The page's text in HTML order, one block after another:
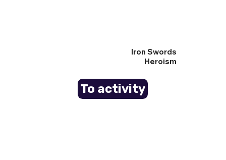
Iron Swords
Heroism
To activity